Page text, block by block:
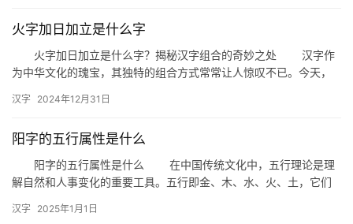
火字加日加立是什么字
火字加日加立是什么字？揭秘汉字组合的奇妙之处 汉字作
为中华文化的瑰宝，其独特的组合方式常常让人惊叹不已。今天，
一个…
汉字 2024年12月31日
阳字的五行属性是什么
阳字的五行属性是什么 在中国传统文化中，五行理论是理
解自然和人事变化的重要工具。五行即金、木、水、火、土，它们
其独…
汉字 2025年1月1日